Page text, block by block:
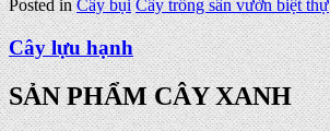
Posted inCây bụi Cây trồng sân vườn biệt thự
Cây lựu hạnh
SẢN PHẨM CÂY XANH